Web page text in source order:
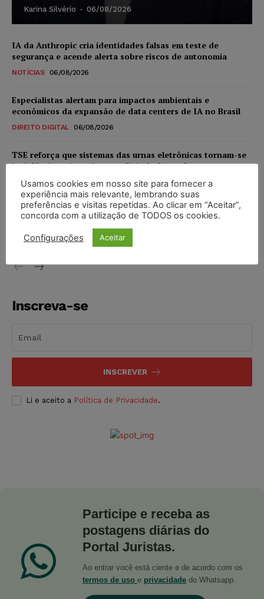
Karina Silvério - 06/08/2026
IA da Anthropic cria identidades falsas em teste de
segurança e acende alerta sobre riscos de autonomia
NOTÍCIAS 06/08/2026
Especialistas alertam para impactos ambientais e
econômicos da expansão de data centers de IA no Brasil
DIREITO DIGITAL 06/08/2026
TSE reforça que sistemas das urnas eletrônicas tornam-se
invioláveis após assinatura digital e lacração
NOTÍCIAS 06/08/2026
STF inicia julgamento sobre constitucionalidade da
proibição dos jogos de azar no Brasil
NOTÍCIAS 06/08/2026
Inscreva-se
INSCREVER
Li e aceito a Política de Privacidade.
Participe e receba as
postagens diárias do
Portal Juristas.
Ao entrar você está ciente e de acordo com os
termos de uso e privacidade do Whatsapp.
Usamos cookies em nosso site para fornecer a
experiência mais relevante, lembrando suas
preferências e visitas repetidas. Ao clicar em “Aceitar”,
concorda com a utilização de TODOS os cookies.
Configurações Aceitar